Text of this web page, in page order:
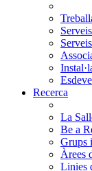
Recerca
La
Be a
Grups
Àrees
Linies